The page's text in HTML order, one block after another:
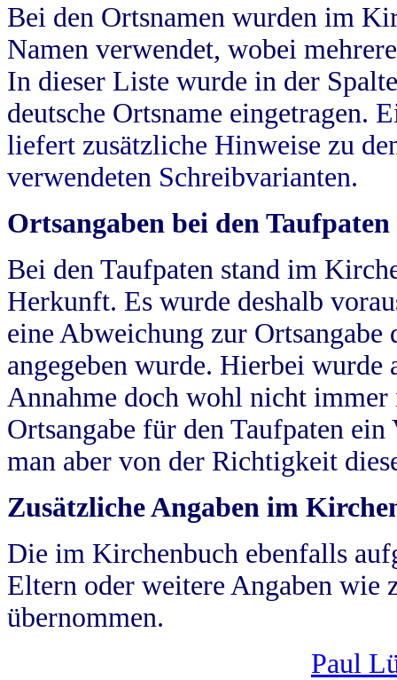
Bei den Ortsnamen wurden im
Namen verwendet, wobei
In dieser Liste wurde in der
deutsche Ortsname eingetragen.
liefert zusätzliche Hinweise zu
verwendeten Schreibvarianten.
Ortsangaben bei den Taufpaten
Bei den Taufpaten stand im
Herkunft. Es wurde deshalb
eine Abweichung zur
angegeben wurde. Hierbei wurde
Annahme doch wohl nicht
Ortsangabe für den Taufpaten
man aber von der Richtigkeit
Zusätzliche Angaben im
Die im Kirchenbuch ebenfalls
Eltern oder weitere Angaben wie
übernommen.
Paul